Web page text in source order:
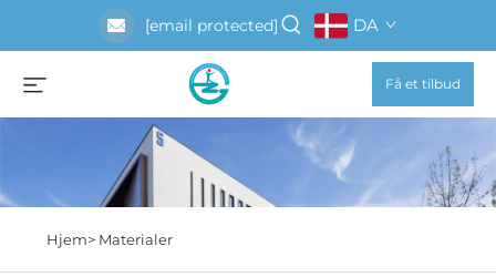
[email protected] DA
Få et tilbud
Hjem> Materialer